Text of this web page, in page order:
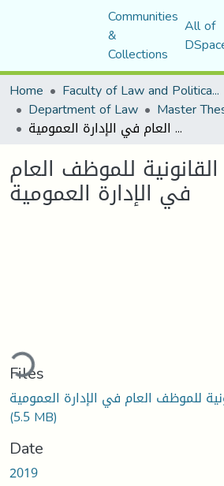
Communities
&
Collections
All of
Home
Faculty of Law and Political Science
Department of Law Master
الوضعيات القانونية للموظف العام في الإدارة العمومية
للموظف العام
في الإدارة العمومية
Loading...
Files
(5.5 MB)
Date
2019